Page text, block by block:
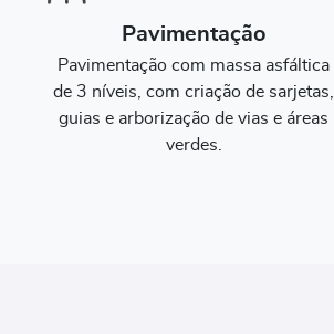
Pavimentação
Pavimentação com massa asfáltica
de 3 níveis, com criação de sarjetas,
guias e arborização de vias e áreas
verdes.